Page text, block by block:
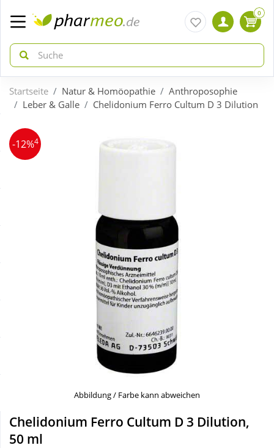
zurück
ÜBERSICHT AKTIONEN
Täglich gut versorgt
zurück
ÜBERSICHT KATEGORIEN
Körperpflege & Kosmetik
Nahrungsergänzung
Natur & Homöopathie
0
Startseite Natur & Homöopathie
Anthroposophie
Leber & Galle
Chelidonium Ferro Cultum D 3 Dilution
-12%4
Abbildung / Farbe kann abweichen
Chelidonium Ferro Cultum D 3 Dilution,
50 ml